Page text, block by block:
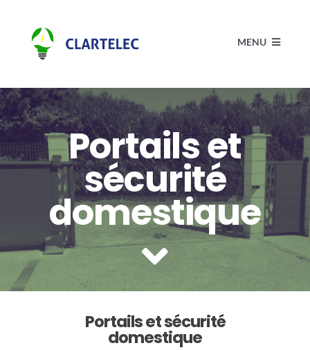
contenu
MENU
Électricité
Actualités
Réalisations
Contact
Portails et
sécurité
domestique
Portails et sécurité
domestique